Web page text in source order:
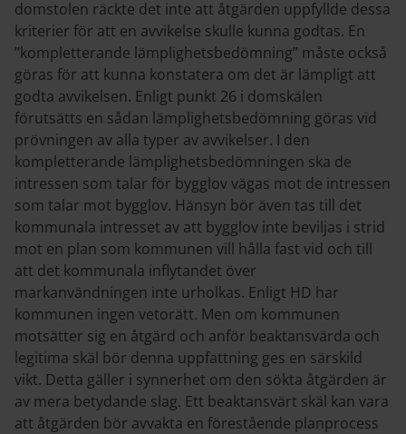
domstolen räckte det inte att åtgärden uppfyllde dessa
kriterier för att en avvikelse skulle kunna godtas. En
”kompletterande lämplighetsbedömning” måste också
göras för att kunna konstatera om det är lämpligt att
godta avvikelsen. Enligt punkt 26 i domskälen
förutsätts en sådan lämplighetsbedömning göras vid
prövningen av alla typer av avvikelser. I den
kompletterande lämplighetsbedömningen ska de
intressen som talar för bygglov vägas mot de intressen
som talar mot bygglov. Hänsyn bör även tas till det
kommunala intresset av att bygglov inte beviljas i strid
mot en plan som kommunen vill hålla fast vid och till
att det kommunala inflytandet över
markanvändningen inte urholkas. Enligt HD har
kommunen ingen vetorätt. Men om kommunen
motsätter sig en åtgärd och anför beaktansvärda och
legitima skäl bör denna uppfattning ges en särskild
vikt. Detta gäller i synnerhet om den sökta åtgärden är
av mera betydande slag. Ett beaktansvärt skäl kan vara
att åtgärden bör avvakta en förestående planprocess